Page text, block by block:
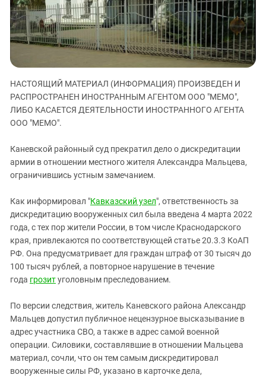
ЗАСТАВЛЯЕТ
КАВКАЗ ЗА ПАЛЕСТИНУ
ИНАКОМЫСЛИЕ В ЧЕЧНЕ
ПРЕСЛЕДОВАНИЕ АКТИВИСТОВ
МОБИЛИЗАЦИЯ И ПРОТЕСТЫ
Дагестан
Ингушетия
Кабардино-Балкария
Калмыкия
Карачаево-Черкесия
Краснодарский край
Нагорный Карабах
Северная Осетия - Алания
Ставропольский край
Чечня
Южная Осетия
Южный Кавказ
ЮФО
НАСТОЯЩИЙ МАТЕРИАЛ (ИНФОРМАЦИЯ) ПРОИЗВЕДЕН И
РАСПРОСТРАНЕН ИНОСТРАННЫМ АГЕНТОМ ООО "МЕМО",
ЛИБО КАСАЕТСЯ ДЕЯТЕЛЬНОСТИ ИНОСТРАННОГО АГЕНТА
ООО "МЕМО".
Каневской районный суд прекратил дело о дискредитации
армии в отношении местного жителя Александра Мальцева,
ограничившись устным замечанием.
Как информировал "Кавказский узел", ответственность за
дискредитацию вооруженных сил была введена 4 марта 2022
года, с тех пор жители России, в том числе Краснодарского
края, привлекаются по соответствующей статье 20.3.3 КоАП
РФ. Она предусматривает для граждан штраф от 30 тысяч до
100 тысяч рублей, а повторное нарушение в течение
года грозитуголовным преследованием.
По версии следствия, житель Каневского района Александр
Мальцев допустил публичное нецензурное высказывание в
адрес участника СВО, а также в адрес самой военной
операции. Силовики, составлявшие в отношении Мальцева
материал, сочли, что он тем самым дискредитировал
вооруженные силы РФ, указано в карточке дела,